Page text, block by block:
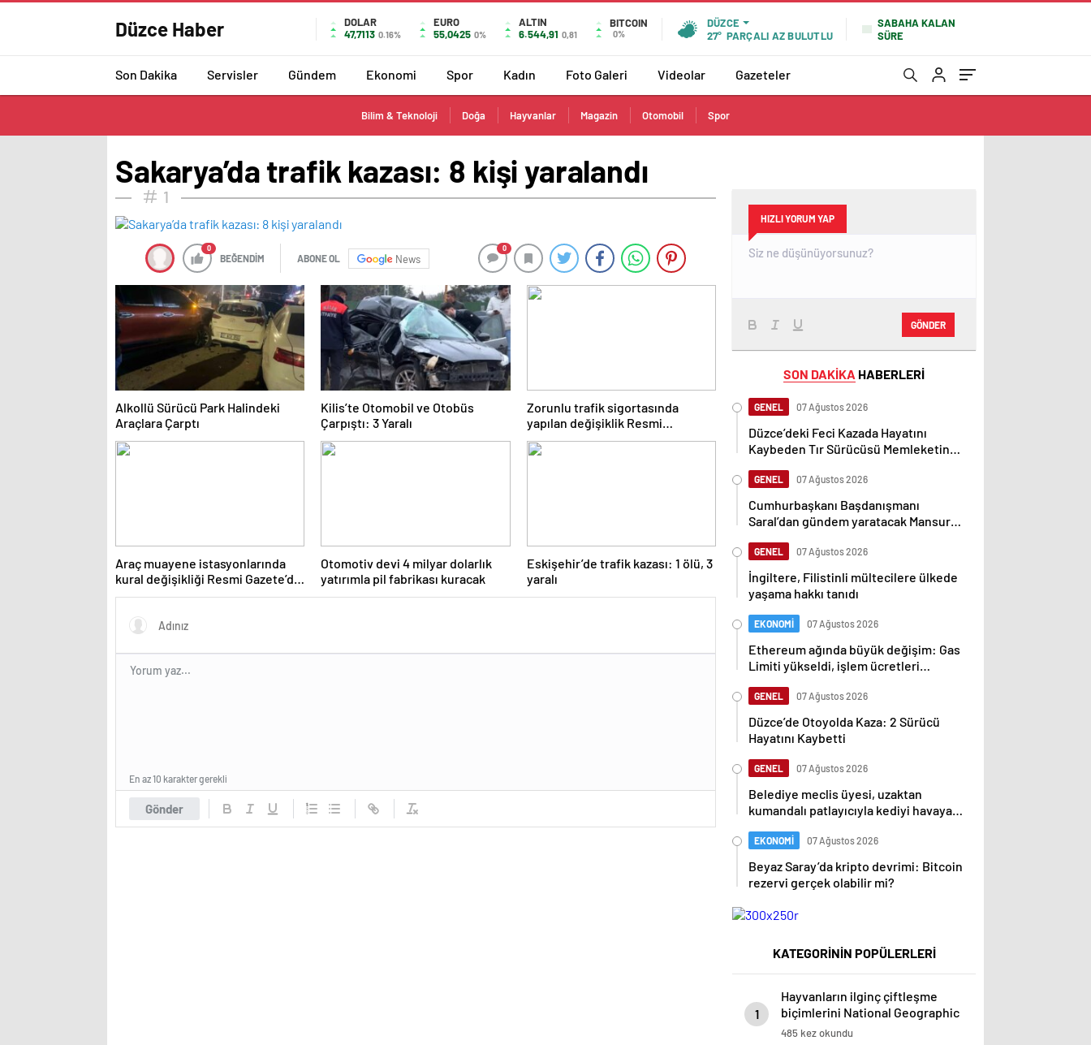
Düzce Haber
DOLAR
47,7113 0.16%
EURO
55,0425 0%
ALTIN
6.544,91 0,81
BITCOIN
0%
DÜZCE
27° PARÇALI AZ BULUTLU
SABAHA KALAN
SÜRE
Son Dakika Servisler Gündem Ekonomi Spor Kadın Foto Galeri Videolar Gazeteler
Bilim & Teknoloji Doğa Hayvanlar Magazin Otomobil Spor
Sakarya’da trafik kazası: 8 kişi yaralandı
1
0
BEĞENDİM ABONE OL News
0
Alkollü Sürücü Park Halindeki
Araçlara Çarptı
Kilis’te Otomobil ve Otobüs
Çarpıştı: 3 Yaralı
Zorunlu trafik sigortasında
yapılan değişiklik Resmi
Gazete’de yayımlanarak
yürürlüğe girdi
Araç muayene istasyonlarında
kural değişikliği Resmi Gazete’de
yayımlanarak yürürlüğe girdi
Otomotiv devi 4 milyar dolarlık
yatırımla pil fabrikası kuracak
Eskişehir’de trafik kazası: 1 ölü, 3
yaralı
Gönder
En az 10 karakter gerekli
HIZLI YORUM YAP
GÖNDER
SON DAKİKA HABERLERİ
GENEL 07 Ağustos 2026
Düzce’deki Feci Kazada Hayatını
Kaybeden Tır Sürücüsü Memleketine
GENEL 07 Ağustos 2026
Cumhurbaşkanı Başdanışmanı
Saral’dan gündem yaratacak Mansur
GENEL 07 Ağustos 2026
İngiltere, Filistinli mültecilere ülkede
yaşama hakkı tanıdı
EKONOMİ 07 Ağustos 2026
Ethereum ağında büyük değişim: Gas
Limiti yükseldi, işlem ücretleri
GENEL 07 Ağustos 2026
Düzce’de Otoyolda Kaza: 2 Sürücü
Hayatını Kaybetti
GENEL 07 Ağustos 2026
Belediye meclis üyesi, uzaktan
kumandalı patlayıcıyla kediyi havaya
EKONOMİ 07 Ağustos 2026
Beyaz Saray’da kripto devrimi: Bitcoin
rezervi gerçek olabilir mi?
KATEGORİNİN POPÜLERLERİ
1
Hayvanların ilginç çiftleşme
biçimlerini National Geographic
görüntüledi.
485 kez okundu